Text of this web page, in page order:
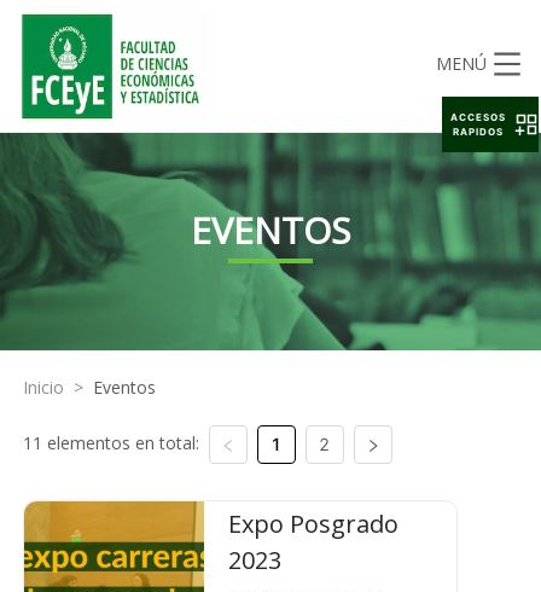
MENÚ
EVENTOS
Inicio > Eventos
11 elementos en total: 1 2
Expo Posgrado
2023
ACCESOS
RAPIDOS